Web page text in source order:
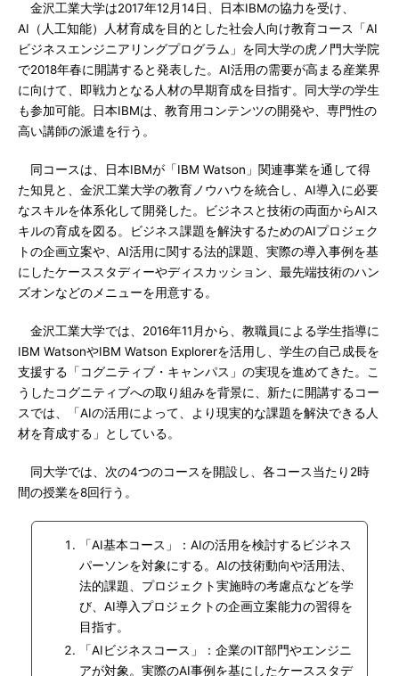
金沢工業大学は2017年12月14日、日本IBMの協力を受け、
AI（人工知能）人材育成を目的とした社会人向け教育コース「AI
ビジネスエンジニアリングプログラム」を同大学の虎ノ門大学院
で2018年春に開講すると発表した。AI活用の需要が高まる産業界
に向けて、即戦力となる人材の早期育成を目指す。同大学の学生
も参加可能。日本IBMは、教育用コンテンツの開発や、専門性の
高い講師の派遣を行う。
同コースは、日本IBMが「IBM Watson」関連事業を通して得
た知見と、金沢工業大学の教育ノウハウを統合し、AI導入に必要
なスキルを体系化して開発した。ビジネスと技術の両面からAIス
キルの育成を図る。ビジネス課題を解決するためのAIプロジェク
トの企画立案や、AI活用に関する法的課題、実際の導入事例を基
にしたケーススタディーやディスカッション、最先端技術のハン
ズオンなどのメニューを用意する。
金沢工業大学では、2016年11月から、教職員による学生指導に
IBM WatsonやIBM Watson Explorerを活用し、学生の自己成長を
支援する「コグニティブ・キャンパス」の実現を進めてきた。こ
うしたコグニティブへの取り組みを背景に、新たに開講するコー
スでは、「AIの活用によって、より現実的な課題を解決できる人
材を育成する」としている。
同大学では、次の4つのコースを開設し、各コース当たり2時
間の授業を8回行う。
「AI基本コース」：AIの活用を検討するビジネス
パーソンを対象にする。AIの技術動向や活用法、
法的課題、プロジェクト実施時の考慮点などを学
び、AI導入プロジェクトの企画立案能力の習得を
目指す。
「AIビジネスコース」：企業のIT部門やエンジニ
アが対象。実際のAI事例を基にしたケーススタデ